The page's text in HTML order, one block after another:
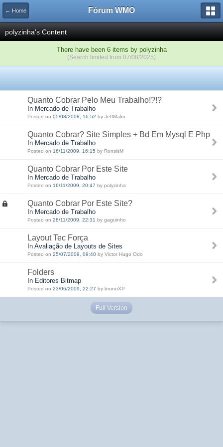
← Home Fórum WMO
polyzinha's Content
There have been 6 items by polyzinha
(Search limited from 07/08/2025)
Quanto Cobrar Pelo Meu Trabalho!?!?
In Mercado de Trabalho
Posted on 05/08/2008, 16:52 by JeffMalm
Quanto Cobrar? Site Simples + Bd Em Mysql E Php
In Mercado de Trabalho
Posted on 16/11/2009, 16:15 by RonsisM
Quanto Cobrar Por Este Site
In Mercado de Trabalho
Posted on 16/11/2009, 20:47 by polyzinha
Quanto Cobrar Por Este Site?
In Mercado de Trabalho
Posted on 28/11/2009, 22:31 by gaguinho
Layout Tec Força
In Avaliação de Layouts de Sites
Posted on 25/07/2009, 09:40 by Victor Hugo Odo
Folders
In Editores Bitmap
Posted on 23/06/2009, 22:27 by brunoXP
Full Version